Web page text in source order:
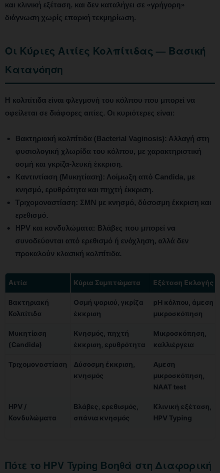
και κλινική εξέταση, και δεν καταλήγει σε «γρήγορη»
διάγνωση χωρίς επαρκή τεκμηρίωση.
Οι Κύριες Αιτίες Κολπίτιδας — Βασική
Κατανόηση
Η κολπίτιδα είναι φλεγμονή του κόλπου που μπορεί να
οφείλεται σε διάφορες αιτίες. Οι κυριότερες είναι:
Βακτηριακή κολπίτιδα (Bacterial Vaginosis): Αλλαγή στη
φυσιολογική χλωρίδα του κόλπου, με χαρακτηριστική
οσμή και γκρίζα-λευκή έκκριση.
Καντιντίαση (Μυκητίαση): Λοίμωξη από Candida, με
κνησμό, ερυθρότητα και πηχτή έκκριση.
Τριχομοναστίαση: ΣΜΝ με κνησμό, δύσοσμη έκκριση και
ερεθισμό.
HPV και κονδυλώματα: Βλάβες που μπορεί να
συνοδεύονται από ερεθισμό ή ενόχληση, αλλά δεν
προκαλούν κλασική κολπίτιδα.
Αιτία Κύρια Συμπτώματα Εξέταση Εκλογής
Βακτηριακή
Κολπίτιδα
Οσμή ψαριού, γκρίζα
έκκριση
pH κόλπου, άμεση
μικροσκόπηση
Μυκητίαση
(Candida)
Κνησμός, πηχτή
έκκριση, ερυθρότητα
Μικροσκόπηση,
καλλιέργεια
Τριχομοναστίαση
Δύσοσμη έκκριση,
κνησμός
Αμεση
μικροσκόπηση,
NAAT test
HPV /
Κονδυλώματα
Βλάβες, ερεθισμός,
σπάνια κνησμός
Κλινική εξέταση,
HPV Typing
Πότε το HPV Typing Βοηθά στη Διαφορική